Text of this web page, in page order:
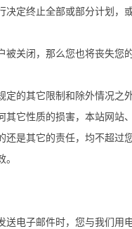
决定终止全部或部分计划，
被关闭，那么您也将丧失您
定的其它限制和除外情况
其它性质的损害，本站网站
还是其它的责任，均不超过
送电子邮件时，您与我们